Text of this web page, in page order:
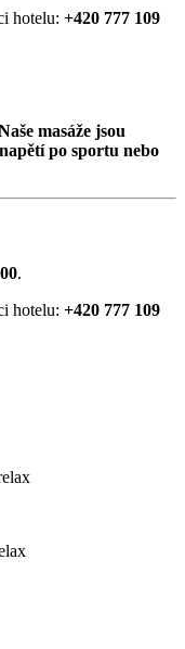
hotelu: +420 777 109
masáže jsou
po sportu nebo
.
hotelu: +420 777 109